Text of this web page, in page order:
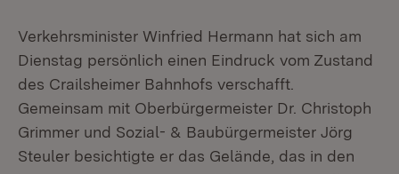
Verkehrsminister Winfried Hermann hat sich am
Dienstag persönlich einen Eindruck vom Zustand
des Crailsheimer Bahnhofs verschafft.
Gemeinsam mit Oberbürgermeister Dr. Christoph
Grimmer und Sozial- & Baubürgermeister Jörg
Steuler besichtigte er das Gelände, das in den